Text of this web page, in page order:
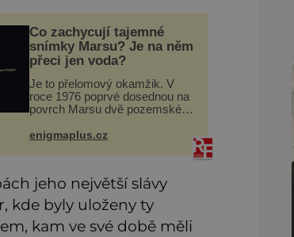
Co zachycují tajemné
snímky Marsu? Je na něm
přeci jen voda?
Je to přelomový okamžik. V
roce 1976 poprvé dosednou na
povrch Marsu dvě pozemské
vesmírného programu Viking,
fotografie záhadami opředené
enigmaplus.cz
jeho největší slávy
kde byly uloženy ty
kam ve své době měli